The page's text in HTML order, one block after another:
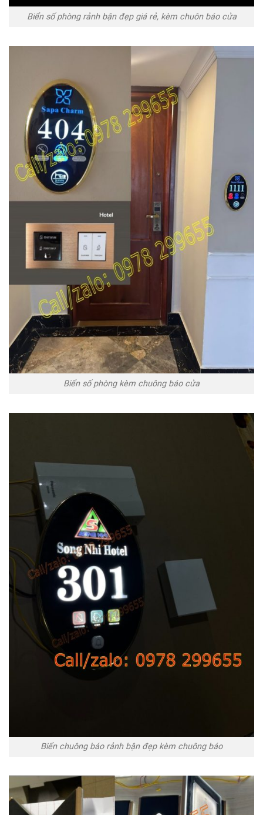
Biển số phòng rảnh bận đẹp giá rẻ, kèm chuôn báo cửa
Biển số phòng kèm chuông báo cửa
Biển chuông báo rảnh bận đẹp kèm chuông báo